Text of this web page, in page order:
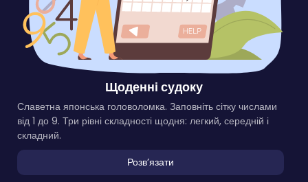
Щоденні судоку
Славетна японська головоломка. Заповніть сітку числами
від 1 до 9. Три рівні складності щодня: легкий, середній і
складний.
Розвʼязати